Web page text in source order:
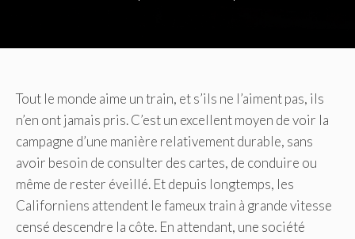
Tout le monde aime un train, et s’ils ne l’aiment pas, ils
n’en ont jamais pris. C’est un excellent moyen de voir la
campagne d’une manière relativement durable, sans
avoir besoin de consulter des cartes, de conduire ou
même de rester éveillé. Et depuis longtemps, les
Californiens attendent le fameux train à grande vitesse
censé descendre la côte. En attendant, une société